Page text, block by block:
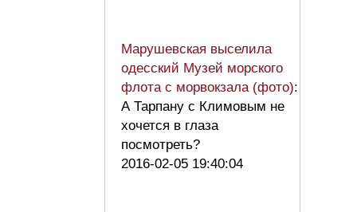
Марушевская выселила
одесский Музей морского
флота с морвокзала (фото):
А Тарпану с Климовым не
хочется в глаза
посмотреть?
2016-02-05 19:40:04